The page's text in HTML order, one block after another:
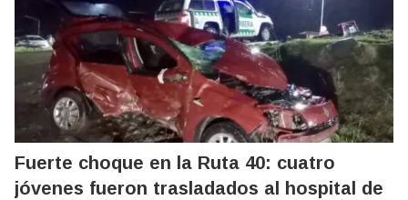
Fuerte choque en la Ruta 40: cuatro
jóvenes fueron trasladados al hospital de